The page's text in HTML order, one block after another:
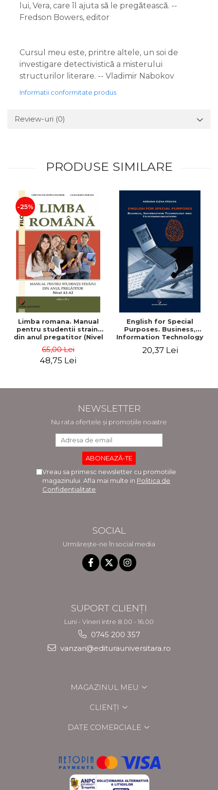
lui, Vera, care îl ajuta să le pregătească. --
Fredson Bowers, editor
Cursul meu este, printre altele, un soi de
investigare detectivistică a misterului
structurilor literare. -- Vladimir Nabokov
Informatii conformitate produs
Review-uri (0)
PRODUSE SIMILARE
-25%
Limba romana. Manual
pentru studentii straini
din anul pregatitor (Nivel
65,00 Lei
48,75 Lei
English for Special
Purposes. Business,
Information Technology
- Adriana-Elena Stoican
20,37 Lei
NEWSLETTER
Nu rata ofertele și promoțiile noastre
Vreau sa primesc newsletter cu promotiile
magazinului. Afla mai multe in Politica de
Confidentialitate
SOCIAL
Urmărește-ne în social media
SUPORT CLIENȚI
Luni - Vineri intre 8.00 - 16.00
0745 200 357
vanzari@editurauniversitara.ro
MAGAZINUL MEU
CLIENȚI
DATE COMERCIALE